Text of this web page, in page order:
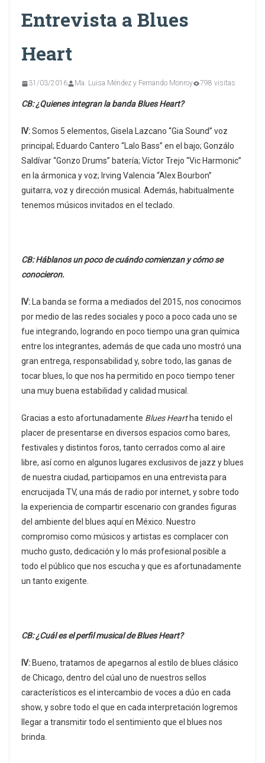
Entrevista a Blues
Heart
31/03/2016 Ma. Luisa Méndez y Fernando Monroy 798 visitas
CB: ¿Quienes integran la banda Blues Heart?
IV:Somos 5 elementos, Gisela Lazcano “Gia Sound” voz
principal; Eduardo Cantero “Lalo Bass” en el bajo; Gonzálo
Saldívar “Gonzo Drums” batería; Víctor Trejo “Vic Harmonic”
en la ármonica y voz; Irving Valencia “Alex Bourbon”
guitarra, voz y dirección musical. Además, habitualmente
tenemos músicos invitados en el teclado.
CB: Háblanos un poco de cuándo comienzan y cómo se
conocieron.
IV: La banda se forma a mediados del 2015, nos conocimos
por medio de las redes sociales y poco a poco cada uno se
fue integrando, logrando en poco tiempo una gran química
entre los integrantes, además de que cada uno mostró una
gran entrega, responsabilidad y, sobre todo, las ganas de
tocar blues, lo que nos ha permitido en poco tiempo tener
una muy buena estabilidad y calidad musical.
Gracias a esto afortunadamente Blues Heartha tenido el
placer de presentarse en diversos espacios como bares,
festivales y distintos foros, tanto cerrados como al aire
libre, así como en algunos lugares exclusivos de jazz y blues
de nuestra ciudad, participamos en una entrevista para
encrucijada TV, una más de radio por internet, y sobre todo
la experiencia de compartir escenario con grandes figuras
del ambiente del blues aquí en México. Nuestro
compromiso como músicos y artistas es complacer con
mucho gusto, dedicación y lo más profesional posible a
todo el público que nos escucha y que es afortunadamente
un tanto exigente.
CB: ¿Cuál es el perfil musical de Blues Heart?
IV: Bueno, tratamos de apegarnos al estilo de blues clásico
de Chicago, dentro del cúal uno de nuestros sellos
característicos es el intercambio de voces a dúo en cada
show, y sobre todo el que en cada interpretación logremos
llegar a transmitir todo el sentimiento que el blues nos
brinda.